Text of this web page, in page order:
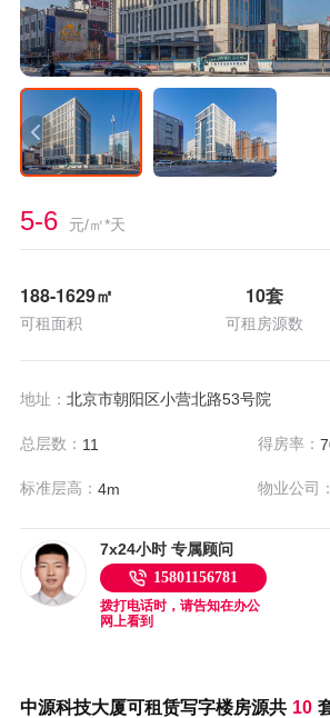
5-6 元/㎡*天
188-1629㎡
可租面积
10套
可租房源数
地址： 北京市朝阳区小营北路53号院
总层数： 11 得房率：
标准层高： 4m 物业公司
7x24小时 专属顾问
15801156781
拨打电话时，请告知在办公
网上看到
中源科技大厦可租赁写字楼房源共 10